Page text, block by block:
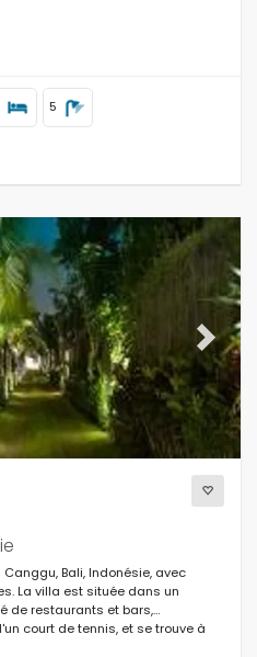
5
Next
Bali, Indonésie, avec
La villa est située dans un
de restaurants et bars,
court de tennis, et se trouve à